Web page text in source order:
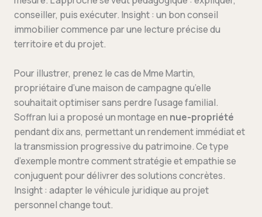
conseiller, puis exécuter. Insight : un bon conseil
immobilier commence par une lecture précise du
territoire et du projet.
Pour illustrer, prenez le cas de Mme Martin,
propriétaire d’une maison de campagne qu’elle
souhaitait optimiser sans perdre l’usage familial.
Soffran lui a proposé un montage en nue-propriété
pendant dix ans, permettant un rendement immédiat et
la transmission progressive du patrimoine. Ce type
d’exemple montre comment stratégie et empathie se
conjuguent pour délivrer des solutions concrètes.
Insight : adapter le véhicule juridique au projet
personnel change tout.